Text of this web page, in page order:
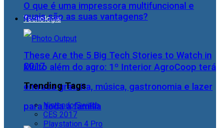
Tecnologia
Muito além do agro: 1º Interior AgroCoop terá
entrada gratuita, música, gastronomia e lazer
para toda a família
O que é uma impressora multifuncional e
quais são as suas vantagens?
These Are the 5 Big Tech Stories to Watch in
2017
Trending Tags
Nintendo Switch
CES 2017
Playstation 4 Pro